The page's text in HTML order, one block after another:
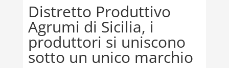
Distretto Produttivo
Agrumi di Sicilia, i
produttori si uniscono
sotto un unico marchio